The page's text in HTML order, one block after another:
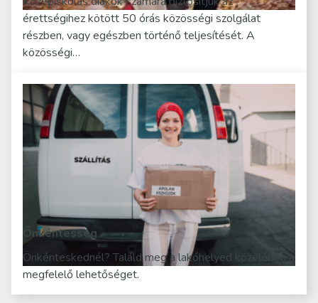
érettségihez kötött 50 órás közösségi szolgálat
részben, vagy egészben történő teljesítését. A
közösségi…
Önkéntesség
Önkénteskednél? Találd meg a lakóhelyed közelében a
megfelelő lehetőséget.